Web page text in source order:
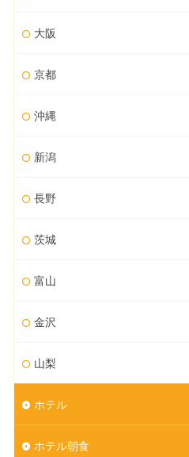
大阪
京都
沖縄
新潟
長野
茨城
富山
金沢
山梨
ホテル
ホテル朝食